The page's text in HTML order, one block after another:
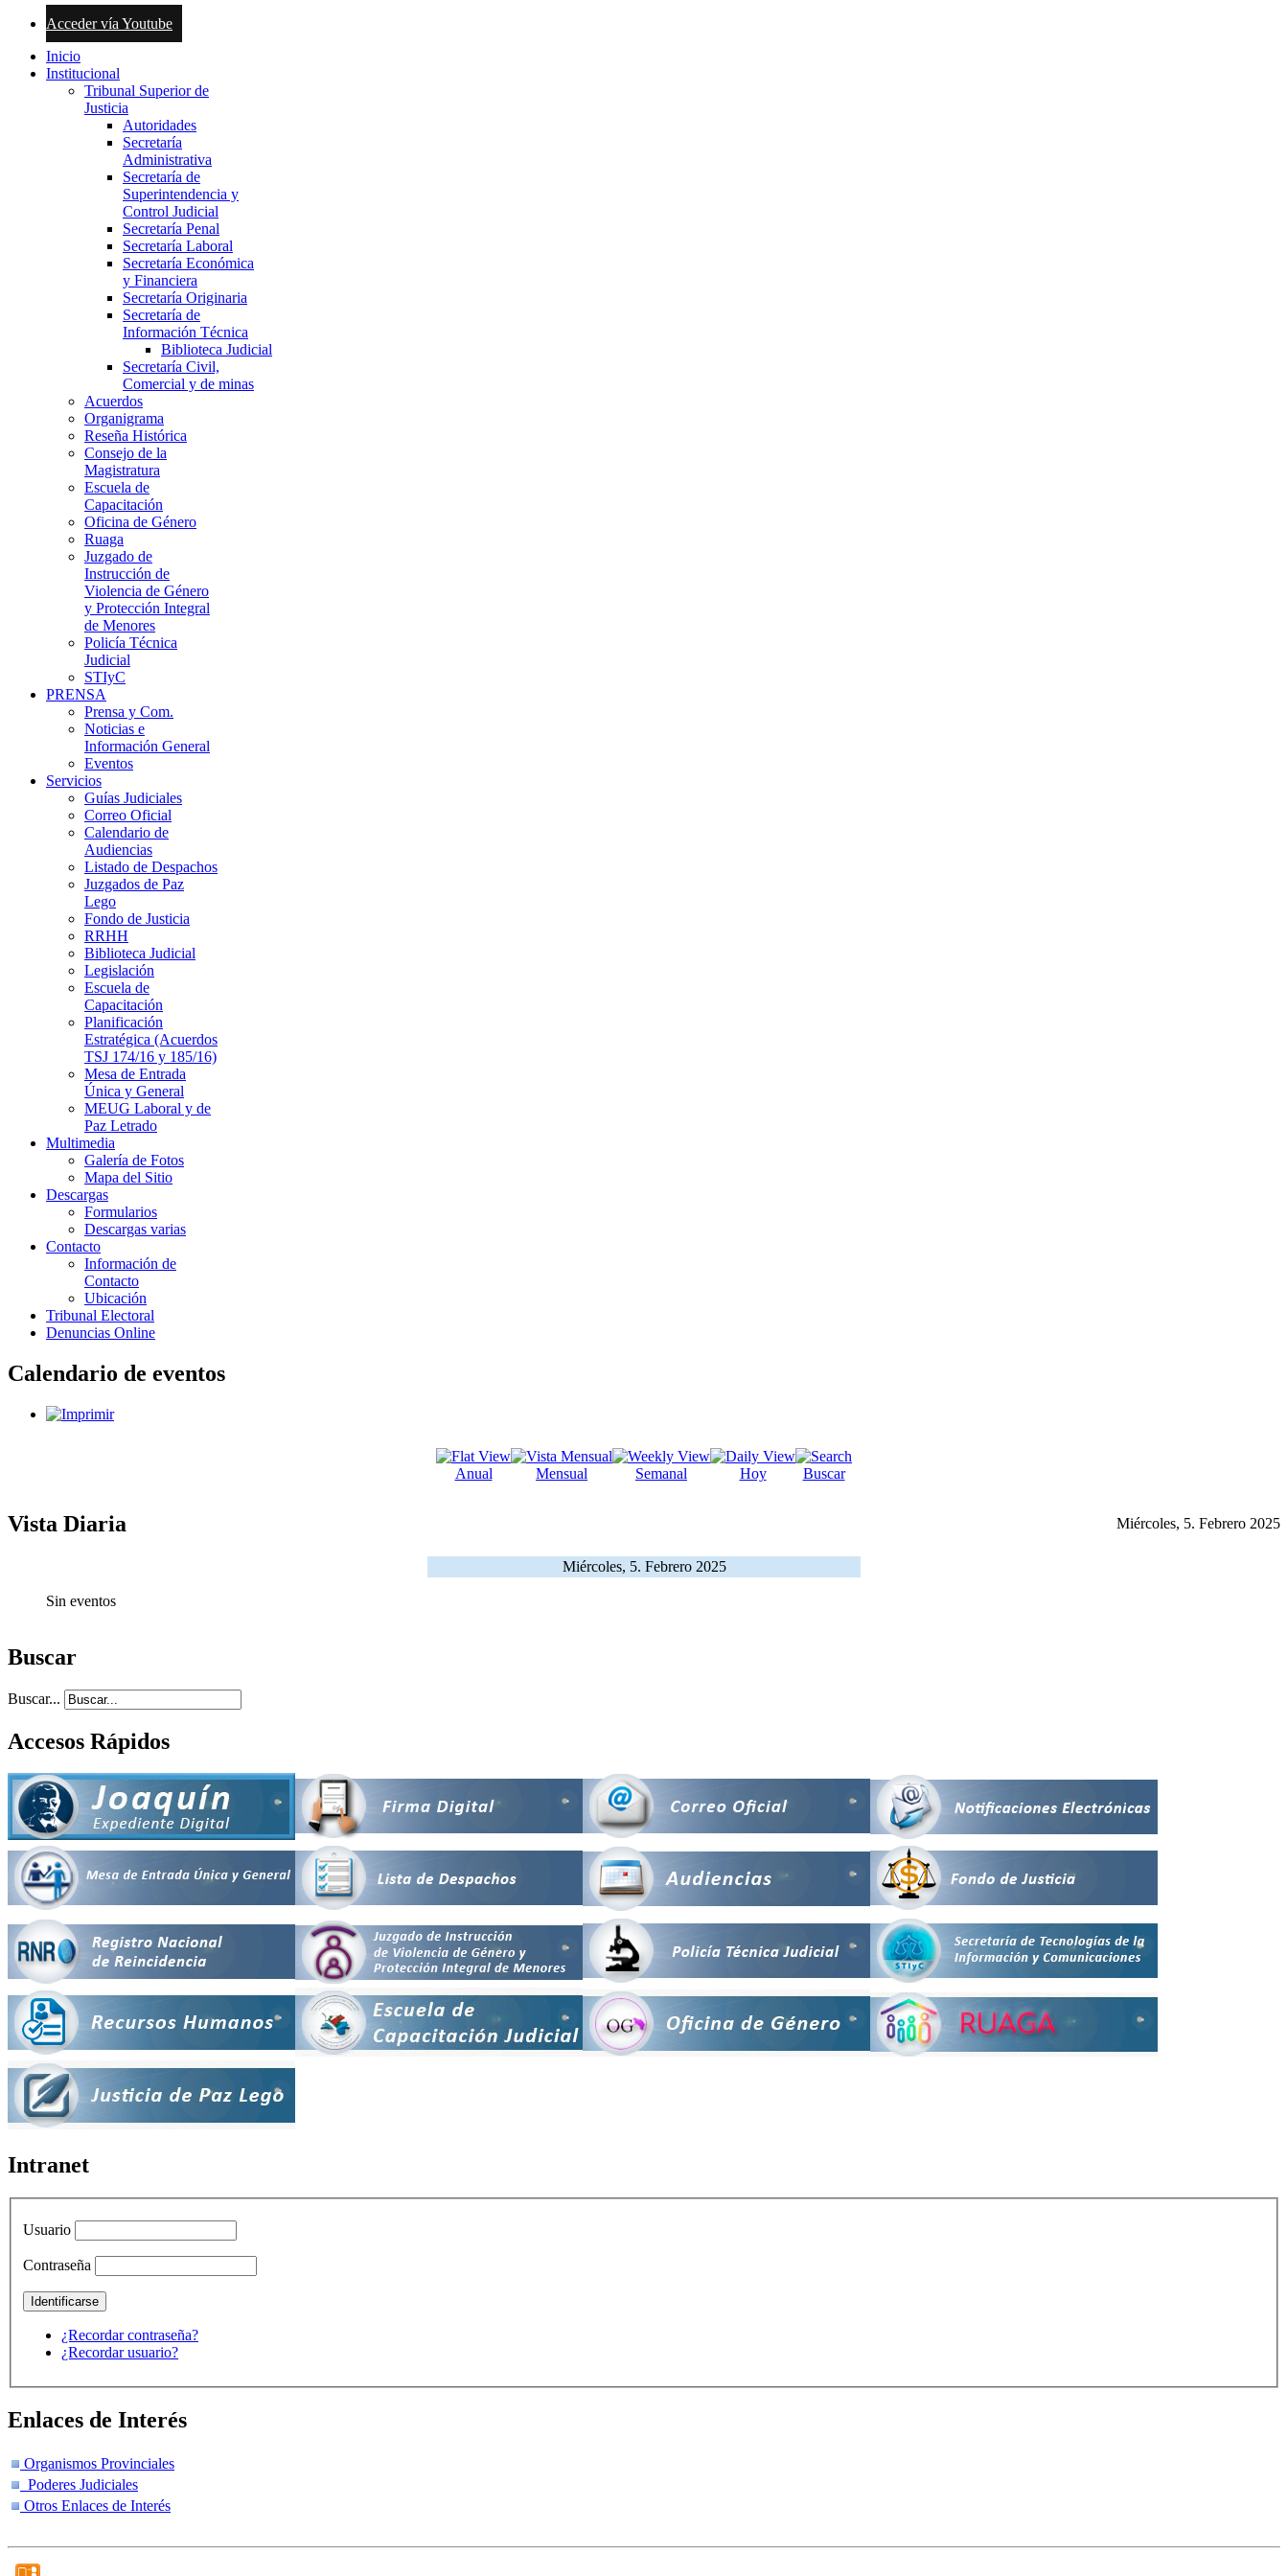
Acceder vía Youtube
Inicio
Institucional
Tribunal Superior de
Justicia
Autoridades
Secretaría
Administrativa
Secretaría de
Superintendencia y
Control Judicial
Secretaría Penal
Secretaría Laboral
Secretaría Económica
y Financiera
Secretaría Originaria
Secretaría de
Información Técnica
Biblioteca Judicial
Secretaría Civil,
Comercial y de minas
Acuerdos
Organigrama
Reseña Histórica
Consejo de la
Magistratura
Escuela de
Capacitación
Oficina de Género
Ruaga
Juzgado de
Instrucción de
Violencia de Género
y Protección Integral
de Menores
Policía Técnica
Judicial
STIyC
PRENSA
Prensa y Com.
Noticias e
Información General
Eventos
Servicios
Guías Judiciales
Correo Oficial
Calendario de
Audiencias
Listado de Despachos
Juzgados de Paz
Lego
Fondo de Justicia
RRHH
Biblioteca Judicial
Legislación
Escuela de
Capacitación
Planificación
Estratégica (Acuerdos
TSJ 174/16 y 185/16)
Mesa de Entrada
Única y General
MEUG Laboral y de
Paz Letrado
Multimedia
Galería de Fotos
Mapa del Sitio
Descargas
Formularios
Descargas varias
Contacto
Información de
Contacto
Ubicación
Tribunal Electoral
Denuncias Online
Calendario de eventos
Anual Mensual Semanal Hoy Buscar
Vista Diaria Miércoles, 5. Febrero 2025
Miércoles, 5. Febrero 2025
Sin eventos
Buscar
Buscar...
Accesos Rápidos
Intranet
Usuario
Contraseña
¿Recordar contraseña?
¿Recordar usuario?
Enlaces de Interés
Organismos Provinciales
Poderes Judiciales
Otros Enlaces de Interés